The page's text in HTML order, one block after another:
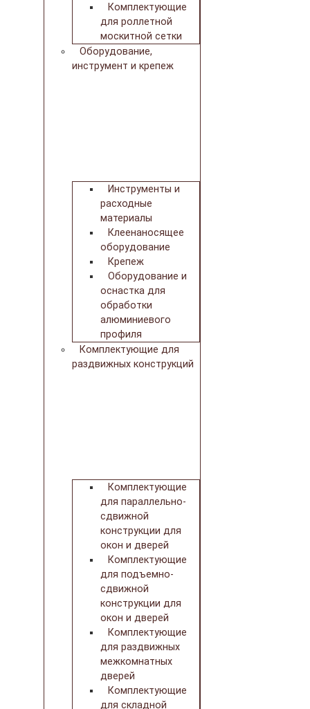
Комплектующие
для роллетной
москитной сетки
Оборудование,
инструмент и крепеж
Инструменты и
расходные
материалы
Клеенаносящее
оборудование
Крепеж
Оборудование и
оснастка для
обработки
алюминиевого
профиля
Комплектующие для
раздвижных конструкций
Комплектующие
для параллельно-
сдвижной
конструкции для
окон и дверей
Комплектующие
для подъемно-
сдвижной
конструкции для
окон и дверей
Комплектующие
для раздвижных
межкомнатных
дверей
Комплектующие
для складной